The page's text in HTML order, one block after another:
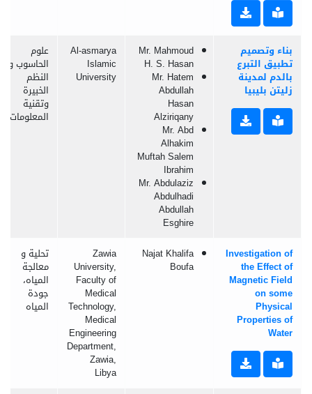
بناء وتصميم
تطبيق التبرع
بالدم لمدينة
زليتن بليبيا
Mr. Mahmoud
H. S. Hasan
Mr. Hatem
Abdullah
Hasan
Alziriqany
Mr. Abd
Alhakim
Muftah Salem
Ibrahim
Mr. Abdulaziz
Abdulhadi
Abdullah
Esghire
Al-asmarya
Islamic
University
علوم
الحاسوب و
النظم
الخبيرة
وتقنية
المعلومات
Investigation of
the Effect of
Magnetic Field
on some
Physical
Properties of
Water
Najat Khalifa
Boufa
Zawia
University,
Faculty of
Medical
Technology,
Medical
Engineering
Department,
Zawia,
Libya
تحلية و
معالجة
المياه،
جودة
المياه